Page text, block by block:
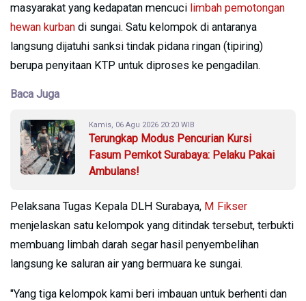
masyarakat yang kedapatan mencuci limbah pemotongan
hewan kurban di sungai. Satu kelompok di antaranya
langsung dijatuhi sanksi tindak pidana ringan (tipiring)
berupa penyitaan KTP untuk diproses ke pengadilan.
Baca Juga
Kamis, 06 Agu 2026 20:20 WIB
Terungkap Modus Pencurian Kursi
Fasum Pemkot Surabaya: Pelaku Pakai
Ambulans!
Pelaksana Tugas Kepala DLH Surabaya, M Fikser
menjelaskan satu kelompok yang ditindak tersebut, terbukti
membuang limbah darah segar hasil penyembelihan
langsung ke saluran air yang bermuara ke sungai.
"Yang tiga kelompok kami beri imbauan untuk berhenti dan